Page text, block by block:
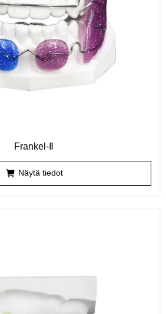
Frankel-Ⅱ
Näytä tiedot